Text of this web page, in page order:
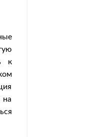
к
на